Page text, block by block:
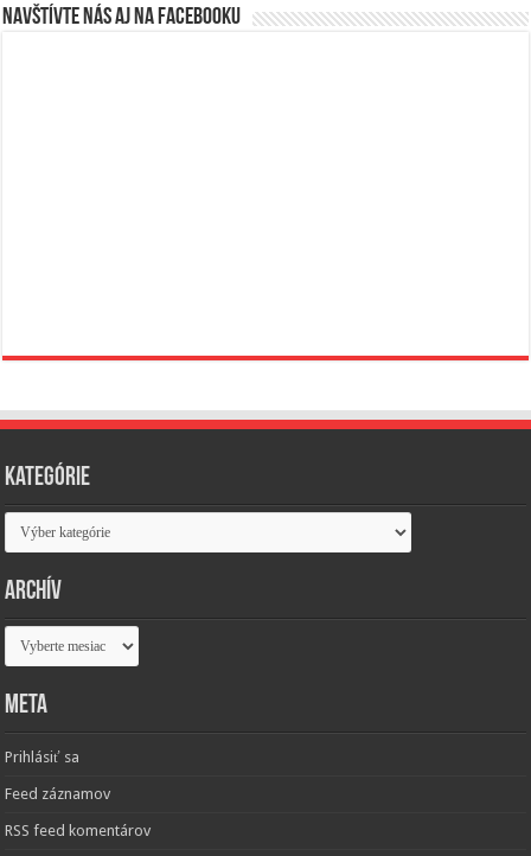
Navštívte nás aj na Facebooku
Kategórie
Kategórie
Archív
Archív
Meta
Prihlásiť sa
Feed záznamov
RSS feed komentárov